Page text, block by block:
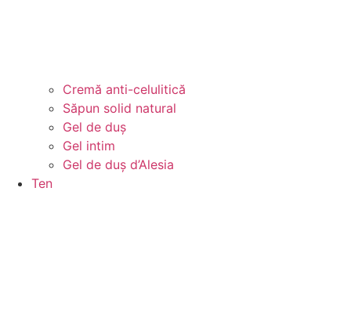
Cremă anti-celulitică
Săpun solid natural
Gel de duș
Gel intim
Gel de duș d’Alesia
Ten